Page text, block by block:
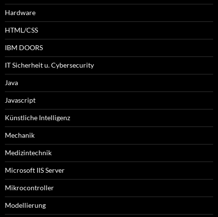
Hardware
HTML/CSS
IBM DOORS
IT Sicherheit u. Cybersecurity
Java
Javascript
Künstliche Intelligenz
Mechanik
Medizintechnik
Microsoft IIS Server
Mikrocontroller
Modellierung